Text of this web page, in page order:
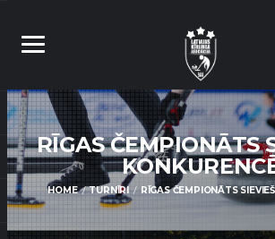
RĪGAS ČEMPIONĀTS
HOME TURNĪRI RĪGAS ČEMPIONĀTS